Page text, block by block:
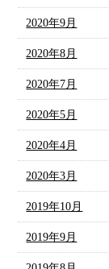
2020年9月
2020年8月
2020年7月
2020年5月
2020年4月
2020年3月
2019年10月
2019年9月